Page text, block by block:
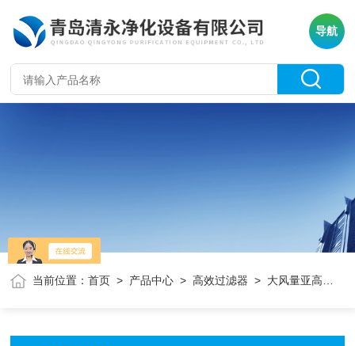
导航
当前位置：首页 > 产品中心 >高效过滤器 > 大风量亚高效过滤器